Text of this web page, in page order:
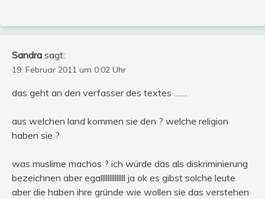
Sandra sagt:
19. Februar 2011 um 0:02 Uhr
das geht an den verfasser des textes ……
aus welchen land kommen sie den ? welche religion
haben sie ?
was muslime machos ? ich würde das als diskriminierung
bezeichnen aber egallllllllllllll ja ok es gibst solche leute
aber die haben ihre gründe wie wollen sie das verstehen